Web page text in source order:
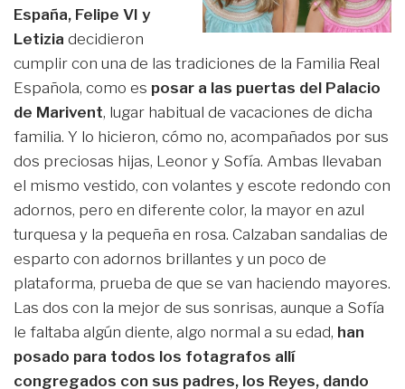
España, Felipe VI y
Letizia decidieron
cumplir con una de las tradiciones de la Familia Real
Española, como es posar a las puertas del Palacio
de Marivent, lugar habitual de vacaciones de dicha
familia. Y lo hicieron, cómo no, acompañados por sus
dos preciosas hijas, Leonor y Sofía. Ambas llevaban
el mismo vestido, con volantes y escote redondo con
adornos, pero en diferente color, la mayor en azul
turquesa y la pequeña en rosa. Calzaban sandalias de
esparto con adornos brillantes y un poco de
plataforma, prueba de que se van haciendo mayores.
Las dos con la mejor de sus sonrisas, aunque a Sofía
le faltaba algún diente, algo normal a su edad, han
posado para todos los fotagrafos allí
congregados con sus padres, los Reyes, dando